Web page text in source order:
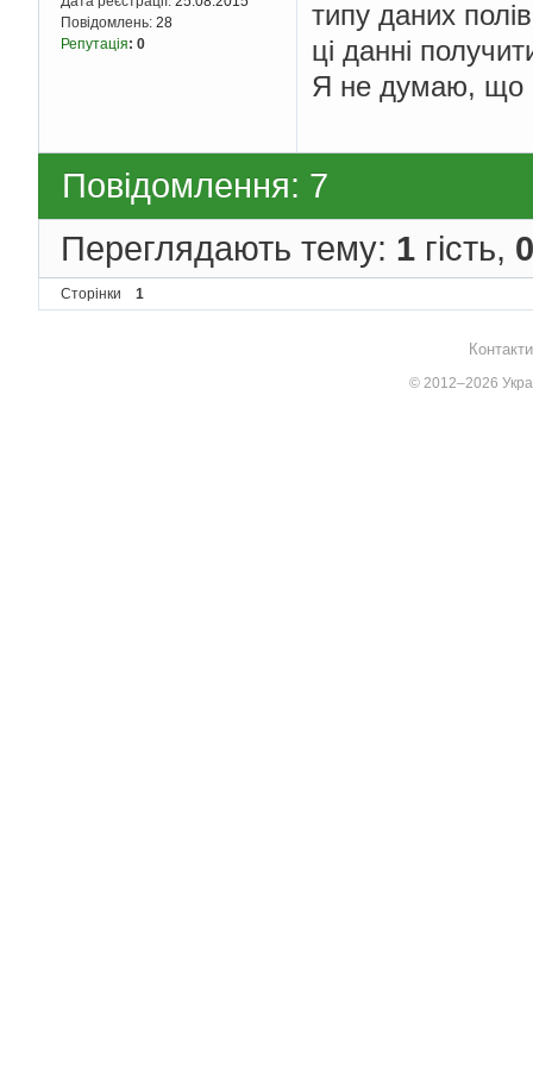
Повідомлень: 28
Репутація: 0
типу даних
ці данні
Я не думаю, що
Повідомлення: 7
Переглядають тему: 1 гість, 0
Сторінки 1
© 2012–2026